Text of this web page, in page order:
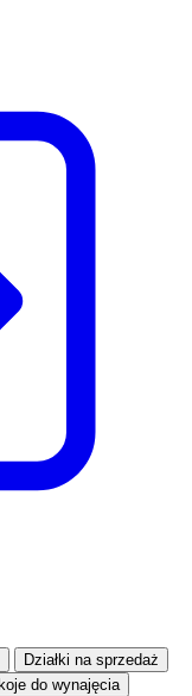
Działki na sprzedaż
do wynajęcia